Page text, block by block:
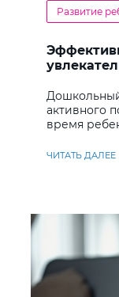
Развитие
активного
время
ЧИТАТЬ ДАЛЕЕ